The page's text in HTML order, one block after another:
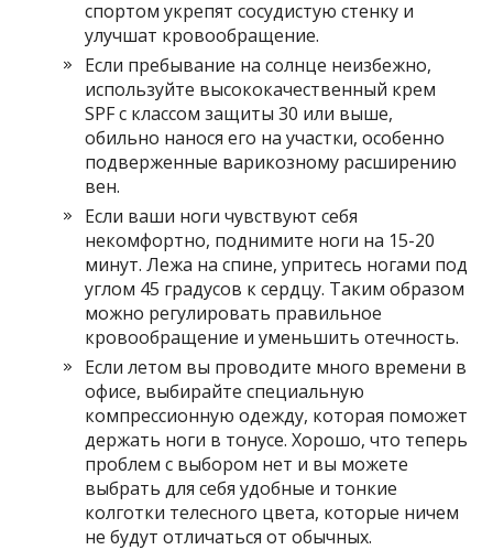
спортом укрепят сосудистую стенку и
улучшат кровообращение.
Если пребывание на солнце неизбежно,
используйте высококачественный крем
SPF с классом защиты 30 или выше,
обильно нанося его на участки, особенно
подверженные варикозному расширению
вен.
Если ваши ноги чувствуют себя
некомфортно, поднимите ноги на 15-20
минут. Лежа на спине, упритесь ногами под
углом 45 градусов к сердцу. Таким образом
можно регулировать правильное
кровообращение и уменьшить отечность.
Если летом вы проводите много времени в
офисе, выбирайте специальную
компрессионную одежду, которая поможет
держать ноги в тонусе. Хорошо, что теперь
проблем с выбором нет и вы можете
выбрать для себя удобные и тонкие
колготки телесного цвета, которые ничем
не будут отличаться от обычных.